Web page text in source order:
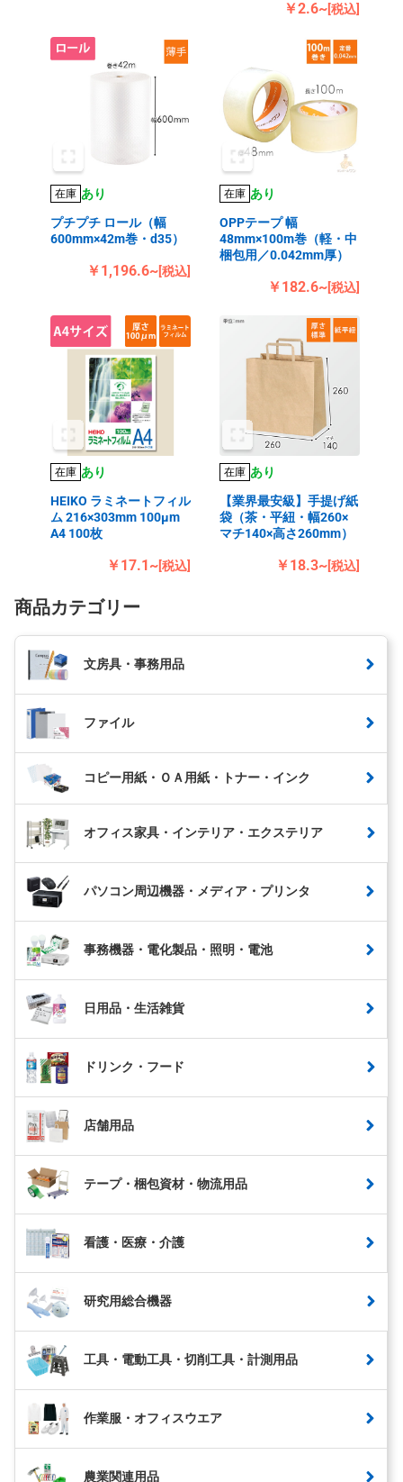
￥2.6~[税込]
在庫 あり
プチプチ ロール（幅
600mm×42m巻・d35）
￥1,196.6~[税込]
在庫 あり
OPPテープ 幅
48mm×100m巻（軽・中
梱包用／0.042mm厚）
￥182.6~[税込]
在庫 あり
HEIKO ラミネートフィル
ム 216×303mm 100μm
A4 100枚
￥17.1~[税込]
在庫 あり
【業界最安級】手提げ紙
袋（茶・平紐・幅260×
マチ140×高さ260mm）
￥18.3~[税込]
商品カテゴリー
文房具・事務用品
ファイル
コピー用紙・ＯＡ用紙・トナー・インク
オフィス家具・インテリア・エクステリア
パソコン周辺機器・メディア・プリンタ
事務機器・電化製品・照明・電池
日用品・生活雑貨
ドリンク・フード
店舗用品
テープ・梱包資材・物流用品
看護・医療・介護
研究用総合機器
工具・電動工具・切削工具・計測用品
作業服・オフィスウエア
農業関連用品